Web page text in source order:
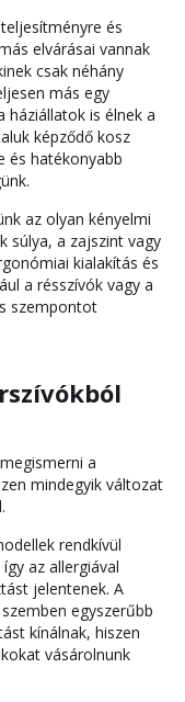
és
elvárásai vannak
csak néhány
más egy
háziállatok is élnek a
képződő kosz
és hatékonyabb
az olyan kényelmi
súlya, a zajszint vagy
kialakítás és
a résszívók vagy a
szempontot
a
mindegyik változat
rendkívül
az allergiával
jelentenek. A
egyszerűbb
kínálnak, hiszen
vásárolnunk